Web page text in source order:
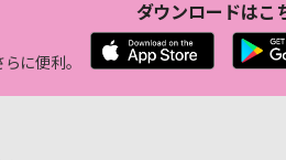
に便利。
ダウンロードはこ